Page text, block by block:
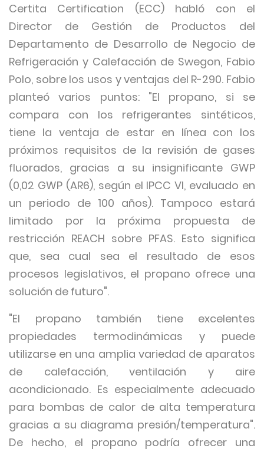
Certita Certification (ECC) habló con el
Director de Gestión de Productos del
Departamento de Desarrollo de Negocio de
Refrigeración y Calefacción de Swegon, Fabio
Polo, sobre los usos y ventajas del R-290. Fabio
planteó varios puntos: "El propano, si se
compara con los refrigerantes sintéticos,
tiene la ventaja de estar en línea con los
próximos requisitos de la revisión de gases
fluorados, gracias a su insignificante GWP
(0,02 GWP (AR6), según el IPCC VI, evaluado en
un periodo de 100 años). Tampoco estará
limitado por la próxima propuesta de
restricción REACH sobre PFAS. Esto significa
que, sea cual sea el resultado de esos
procesos legislativos, el propano ofrece una
solución de futuro".
"El propano también tiene excelentes
propiedades termodinámicas y puede
utilizarse en una amplia variedad de aparatos
de calefacción, ventilación y aire
acondicionado. Es especialmente adecuado
para bombas de calor de alta temperatura
gracias a su diagrama presión/temperatura".
De hecho, el propano podría ofrecer una